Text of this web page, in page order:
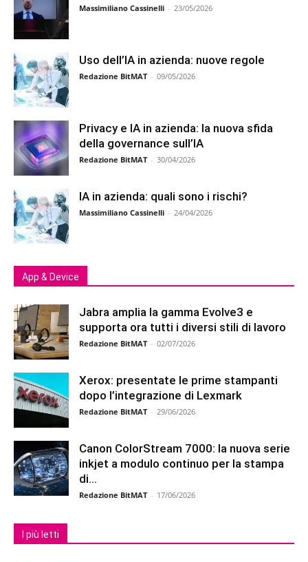
Massimiliano Cassinelli - 23/05/2026
Uso dell’IA in azienda: nuove regole
Redazione BitMAT - 09/05/2026
Privacy e IA in azienda: la nuova sfida
della governance sull’IA
Redazione BitMAT - 30/04/2026
IA in azienda: quali sono i rischi?
Massimiliano Cassinelli - 24/04/2026
App & Device
Jabra amplia la gamma Evolve3 e
supporta ora tutti i diversi stili di lavoro
Redazione BitMAT - 02/07/2026
Xerox: presentate le prime stampanti
dopo l’integrazione di Lexmark
Redazione BitMAT - 29/06/2026
Canon ColorStream 7000: la nuova serie
inkjet a modulo continuo per la stampa
di...
Redazione BitMAT - 17/06/2026
I più letti